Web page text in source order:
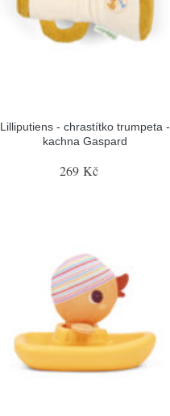
Lilliputiens - chrastítko trumpeta -
kachna Gaspard
269 Kč